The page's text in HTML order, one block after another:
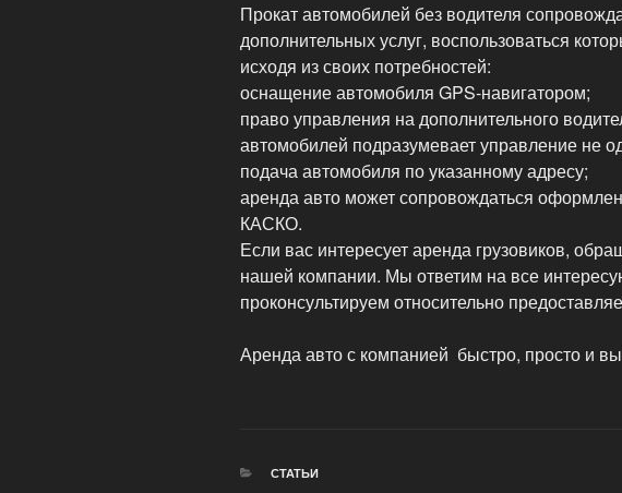
Прокат автомобилей без водителя
дополнительных услуг, воспользоваться
исходя из своих потребностей:
оснащение автомобиля GPS-навигатором;
право управления на дополнительного
автомобилей подразумевает управление не
подача автомобиля по указанному адресу;
аренда авто может сопровождаться
КАСКО.
Если вас интересует аренда грузовиков,
нашей компании. Мы ответим на все
проконсультируем относительно
Аренда авто с компанией быстро, просто и
РУБРИКИ
СТАТЬИ